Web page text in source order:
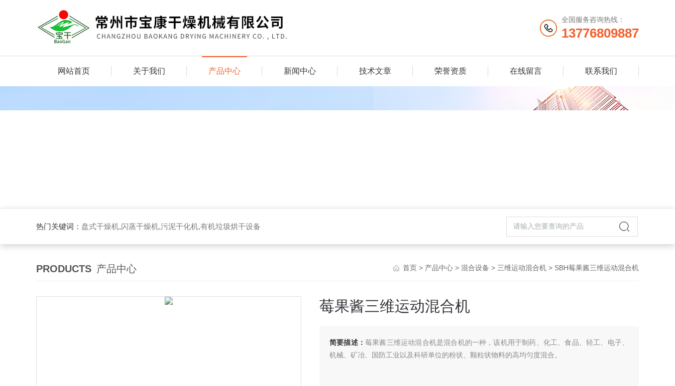
全国服务咨询热线：
13776809887
网站首页 关于我们 产品中心 新闻中心 技术文章 荣誉资质 在线留言 联系我们
热门关键词： 盘式干燥机,闪蒸干燥机,污泥干化机,有机垃圾烘干设备
PRODUCTS 产品中心 首页 > 产品中心 > 混合设备 > 三维运动混合机 > SBH莓果酱三维运动混合机
莓果酱三维运动混合机
简要描述： 莓果酱三维运动混合机是混合机的一种，该机用于制药、化工、食品、轻工、电子、
机械、矿冶、国防工业以及科研单位的粉状、颗粒状物料的高均匀度混合。